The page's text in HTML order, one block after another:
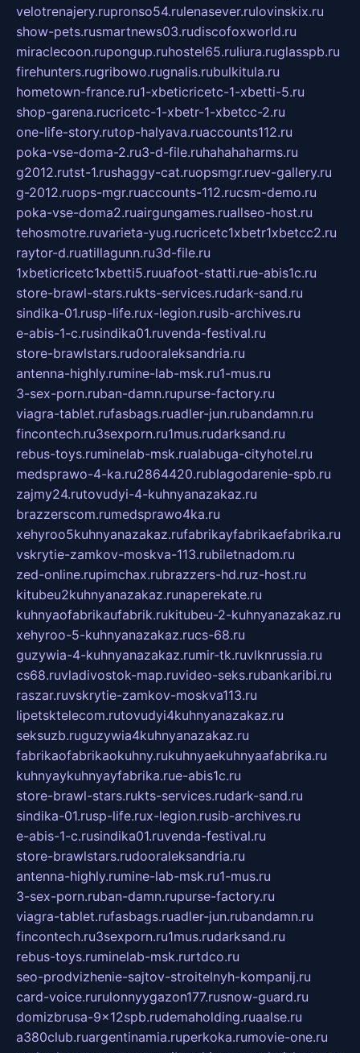
velotrenajery.rupronso54.rulenasever.rulovinskix.ru
show-pets.rusmartnews03.rudiscofoxworld.ru
miraclecoon.rupongup.ruhostel65.ruliura.ruglasspb.ru
firehunters.rugribowo.rugnalis.rubulkitula.ru
hometown-france.ru1-xbeticricetc-1-xbetti-5.ru
shop-garena.rucricetc-1-xbetr-1-xbetcc-2.ru
one-life-story.rutop-halyava.ruaccounts112.ru
poka-vse-doma-2.ru3-d-file.ruhahahaharms.ru
g2012.rutst-1.rushaggy-cat.ruopsmgr.ruev-gallery.ru
g-2012.ruops-mgr.ruaccounts-112.rucsm-demo.ru
poka-vse-doma2.ruairgungames.ruallseo-host.ru
tehosmotre.ruvarieta-yug.rucricetc1xbetr1xbetcc2.ru
raytor-d.ruatillagunn.ru3d-file.ru
1xbeticricetc1xbetti5.ruuafoot-statti.rue-abis1c.ru
store-brawl-stars.rukts-services.rudark-sand.ru
sindika-01.rusp-life.rux-legion.rusib-archives.ru
e-abis-1-c.rusindika01.ruvenda-festival.ru
store-brawlstars.rudooraleksandria.ru
antenna-highly.rumine-lab-msk.ru1-mus.ru
3-sex-porn.ruban-damn.rupurse-factory.ru
viagra-tablet.rufasbags.ruadler-jun.rubandamn.ru
fincontech.ru3sexporn.ru1mus.rudarksand.ru
rebus-toys.ruminelab-msk.rualabuga-cityhotel.ru
medsprawo-4-ka.ru2864420.rublagodarenie-spb.ru
zajmy24.rutovudyi-4-kuhnyanazakaz.ru
brazzerscom.rumedsprawo4ka.ru
xehyroo5kuhnyanazakaz.rufabrikayfabrikaefabrika.ru
vskrytie-zamkov-moskva-113.rubiletnadom.ru
zed-online.rupimchax.rubrazzers-hd.ruz-host.ru
kitubeu2kuhnyanazakaz.runaperekate.ru
kuhnyaofabrikaufabrik.rukitubeu-2-kuhnyanazakaz.ru
xehyroo-5-kuhnyanazakaz.rucs-68.ru
guzywia-4-kuhnyanazakaz.rumir-tk.ruvlknrussia.ru
cs68.ruvladivostok-map.ruvideo-seks.rubankaribi.ru
raszar.ruvskrytie-zamkov-moskva113.ru
lipetsktelecom.rutovudyi4kuhnyanazakaz.ru
seksuzb.ruguzywia4kuhnyanazakaz.ru
fabrikaofabrikaokuhny.rukuhnyaekuhnyaafabrika.ru
kuhnyaykuhnyayfabrika.rue-abis1c.ru
store-brawl-stars.rukts-services.rudark-sand.ru
sindika-01.rusp-life.rux-legion.rusib-archives.ru
e-abis-1-c.rusindika01.ruvenda-festival.ru
store-brawlstars.rudooraleksandria.ru
antenna-highly.rumine-lab-msk.ru1-mus.ru
3-sex-porn.ruban-damn.rupurse-factory.ru
viagra-tablet.rufasbags.ruadler-jun.rubandamn.ru
fincontech.ru3sexporn.ru1mus.rudarksand.ru
rebus-toys.ruminelab-msk.rurtdco.ru
seo-prodvizhenie-sajtov-stroitelnyh-kompanij.ru
card-voice.rurulonnyygazon177.rusnow-guard.ru
domizbrusa-9x12spb.rudemaholding.ruaalse.ru
a380club.ruargentinamia.ruperkoka.rumovie-one.ru